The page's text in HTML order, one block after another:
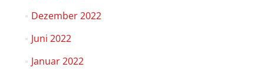
Dezember 2022
Juni 2022
Januar 2022